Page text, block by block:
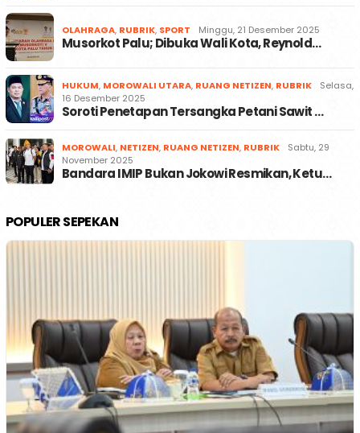
OLAHRAGA, RUBRIK, SPORT Minggu, 21 Desember 2025
Musorkot Palu; Dibuka Wali Kota, Reynold…
HUKUM, MOROWALI UTARA, RUANG NETIZEN, RUBRIK
Selasa,
16 Desember 2025
Soroti Penetapan Tersangka Petani Sawit …
MOROWALI, NETIZEN, RUANG NETIZEN, RUBRIK
Sabtu, 29
November 2025
Bandara IMIP Bukan Jokowi Resmikan, Ketu…
POPULER SEPEKAN